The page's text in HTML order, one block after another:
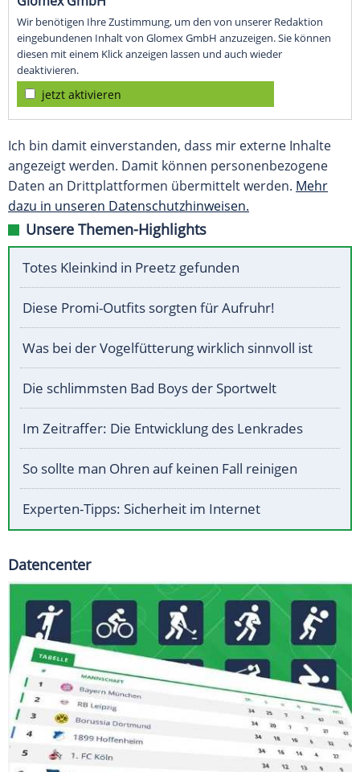
Wir benötigen Ihre Zustimmung, um den von unserer Redaktion
eingebundenen Inhalt von Glomex GmbH anzuzeigen. Sie können
diesen mit einem Klick anzeigen lassen und auch wieder
deaktivieren.
jetzt aktivieren
Ich bin damit einverstanden, dass mir externe Inhalte
angezeigt werden. Damit können personenbezogene
Daten an Drittplattformen übermittelt werden. Mehr
dazu in unseren Datenschutzhinweisen.
Unsere Themen-Highlights
Totes Kleinkind in Preetz gefunden
Diese Promi-Outfits sorgten für Aufruhr!
Was bei der Vogelfütterung wirklich sinnvoll ist
Die schlimmsten Bad Boys der Sportwelt
Im Zeitraffer: Die Entwicklung des Lenkrades
So sollte man Ohren auf keinen Fall reinigen
Experten-Tipps: Sicherheit im Internet
Datencenter